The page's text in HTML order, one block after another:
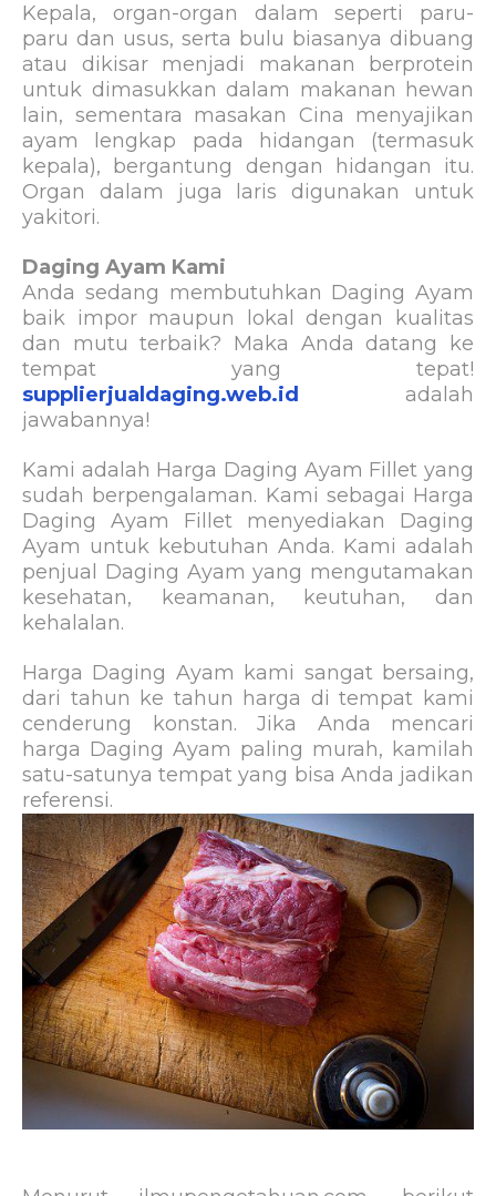
Kepala, organ-organ dalam seperti paru-
paru dan usus, serta bulu biasanya dibuang
atau dikisar menjadi makanan berprotein
untuk dimasukkan dalam makanan hewan
lain, sementara masakan Cina menyajikan
ayam lengkap pada hidangan (termasuk
kepala), bergantung dengan hidangan itu.
Organ dalam juga laris digunakan untuk
yakitori.
Daging Ayam Kami
Anda sedang membutuhkan Daging Ayam
baik impor maupun lokal dengan kualitas
dan mutu terbaik? Maka Anda datang ke
tempat yang tepat!
supplierjualdaging.web.id
adalah
jawabannya!
Kami adalah Harga Daging Ayam Fillet yang
sudah berpengalaman. Kami sebagai Harga
Daging Ayam Fillet menyediakan Daging
Ayam untuk kebutuhan Anda. Kami adalah
penjual Daging Ayam yang mengutamakan
kesehatan, keamanan, keutuhan, dan
kehalalan.
Harga Daging Ayam kami sangat bersaing,
dari tahun ke tahun harga di tempat kami
cenderung konstan. Jika Anda mencari
harga Daging Ayam paling murah, kamilah
satu-satunya tempat yang bisa Anda jadikan
referensi.